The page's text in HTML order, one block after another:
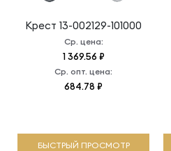
Крест 13-002129-101000
Ср. цена:
1 369.56 ₽
Ср. опт. цена:
684.78 ₽
БЫСТРЫЙ ПРОСМОТР